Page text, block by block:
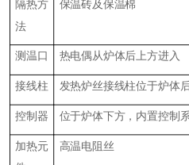
隔热方
法
保温砖及保温棉
测温口 热电偶从炉体后上方进入
接线柱 发热炉丝接线柱位于炉体
控制器 位于炉体下方，内置控制
加热元
高温电阻丝